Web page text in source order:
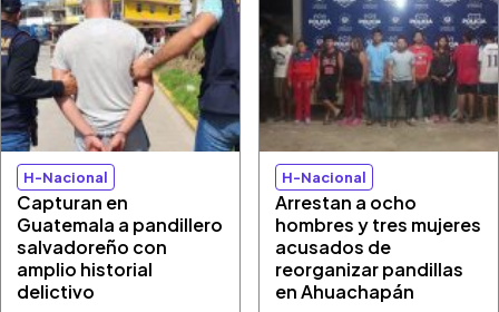
H-Nacional
Capturan en
Guatemala a pandillero
salvadoreño con
amplio historial
delictivo
H-Nacional
Arrestan a ocho
hombres y tres mujeres
acusados de
reorganizar pandillas
en Ahuachapán